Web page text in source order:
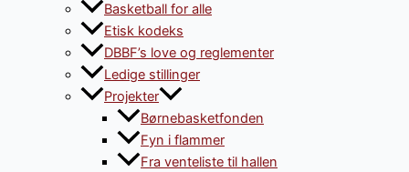
Basketball for alle
Etisk kodeks
DBBF’s love og reglementer
Ledige stillinger
Projekter
Børnebasketfonden
Fyn i flammer
Fra venteliste til hallen